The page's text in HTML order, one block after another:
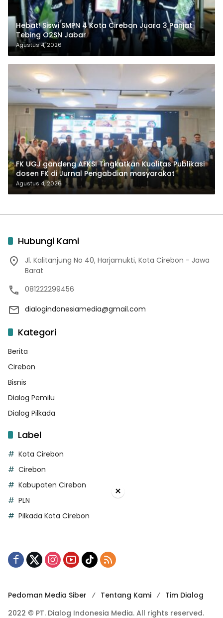
Hebat! Siswi SMPN 4 Kota Cirebon Juara 3 Panjat
Tebing O2SN Jabar
Agustus 4, 2026
FK UGJ gandeng AFKSI Tingkatkan Kualitas Publikasi
dosen FK di Jurnal Pengabdian masyarakat
Agustus 4, 2026
Hubungi Kami
Jl. Kalitanjung No 40, Harjamukti, Kota Cirebon - Jawa
Barat
081222299456
dialogindonesiamedia@gmail.com
Kategori
Berita
Cirebon
Bisnis
Dialog Pemilu
Dialog Pilkada
Label
Kota Cirebon
Cirebon
Kabupaten Cirebon
PLN
Pilkada Kota Cirebon
Pedoman Media Siber Tentang Kami
Tim Dialog
2022 © PT. Dialog Indonesia Media. All rights reserved.
×